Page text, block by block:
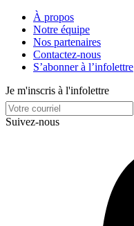
À propos
Notre équipe
Nos partenaires
Contactez-nous
S’abonner à l’infolettre
Je m'inscris à l'infolettre
Suivez-nous